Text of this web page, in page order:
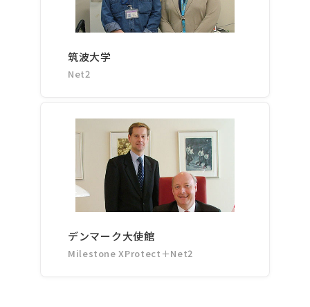
筑波大学
Net2
デンマーク大使館
Milestone XProtect＋Net2